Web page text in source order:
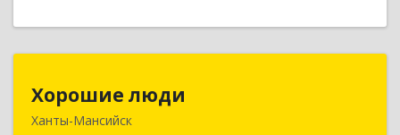
Хорошие люди
Ханты-Мансийск
628007, Ханты-Мансийский Автономный округ